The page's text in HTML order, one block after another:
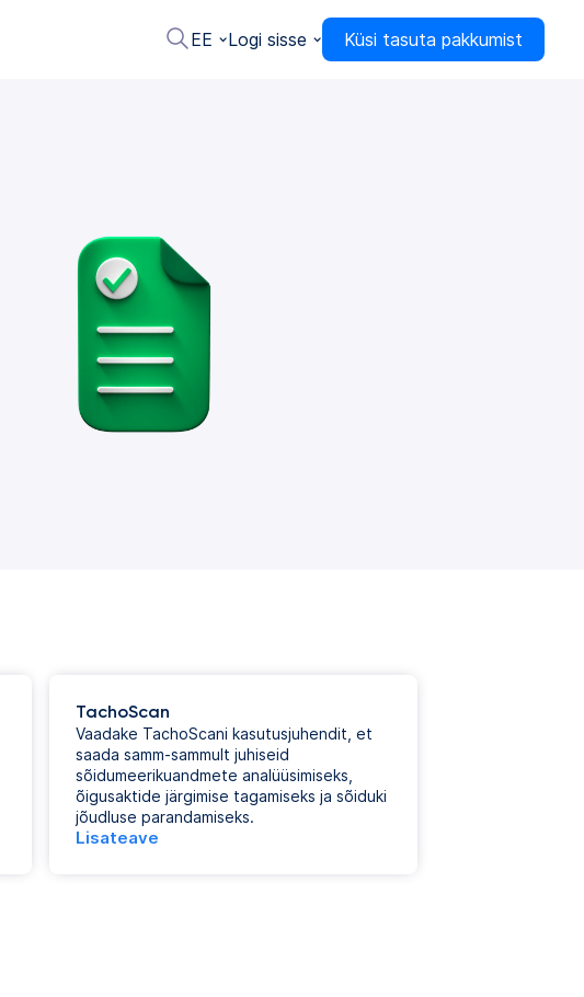
EE Logi sisse Küsi tasuta pakkumist
TachoScan
Vaadake TachoScani kasutusjuhendit, et
saada samm-sammult juhiseid
sõidumeerikuandmete analüüsimiseks,
õigusaktide järgimise tagamiseks ja sõiduki
jõudluse parandamiseks.
Lisateave